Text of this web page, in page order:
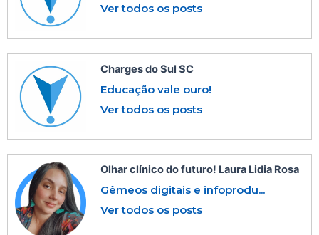
Ver todos os posts
Charges do Sul SC
Educação vale ouro!
Ver todos os posts
Olhar clínico do futuro! Laura Lidia Rosa
Gêmeos digitais e infoprodu...
Ver todos os posts